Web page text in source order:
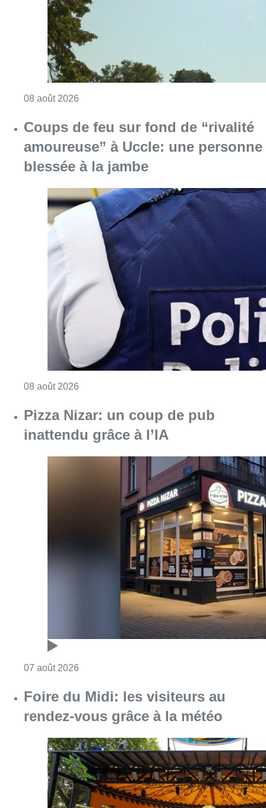
08 août 2026
Coups de feu sur fond de “rivalité
amoureuse” à Uccle: une personne
blessée à la jambe
08 août 2026
Pizza Nizar: un coup de pub
inattendu grâce à l’IA
07 août 2026
Foire du Midi: les visiteurs au
rendez-vous grâce à la météo